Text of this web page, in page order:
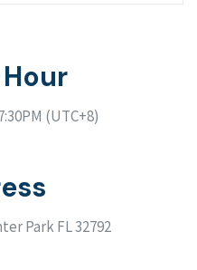
(UTC+8)
Park FL 32792